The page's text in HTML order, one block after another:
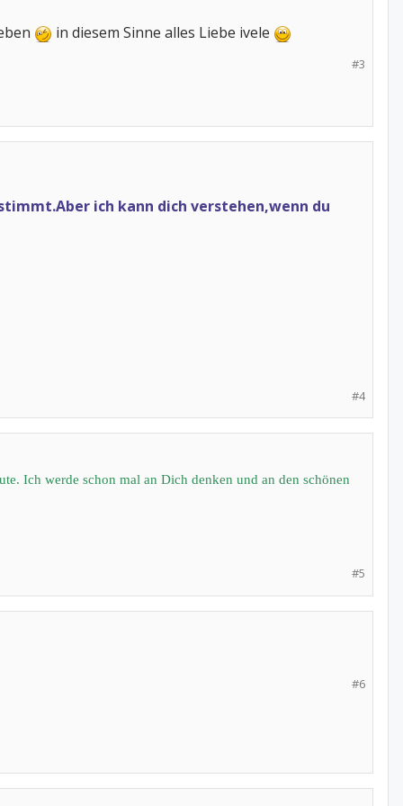
in diesem Sinne alles Liebe ivele
#3
ich kann dich verstehen,wenn du
#4
Ich werde schon mal an Dich denken und an den schönen
#5
#6